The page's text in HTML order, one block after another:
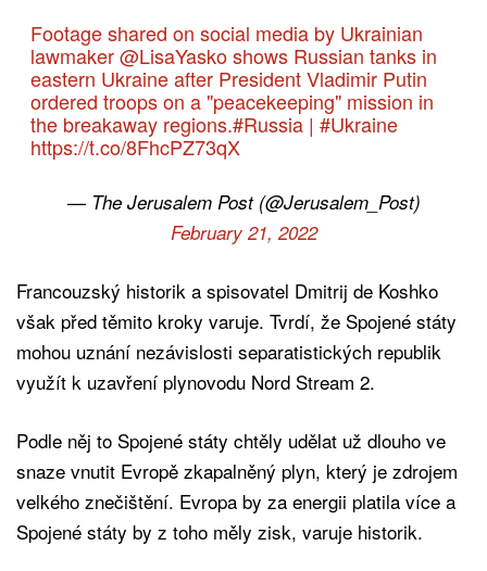
Footage shared on social media by Ukrainian
lawmaker@LisaYaskoshows Russian tanks in
eastern Ukraine after President Vladimir Putin
ordered troops on a "peacekeeping" mission in
the breakaway regions.#Russia| #Ukraine
https://t.co/8FhcPZ73qX
— The Jerusalem Post (@Jerusalem_Post)
February 21, 2022
Francouzský historik a spisovatel Dmitrij de Koshko
však před těmito kroky varuje. Tvrdí, že Spojené státy
mohou uznání nezávislosti separatistických republik
využít k uzavření plynovodu Nord Stream 2.
Podle něj to Spojené státy chtěly udělat už dlouho ve
snaze vnutit Evropě zkapalněný plyn, který je zdrojem
velkého znečištění. Evropa by za energii platila více a
Spojené státy by z toho měly zisk, varuje historik.